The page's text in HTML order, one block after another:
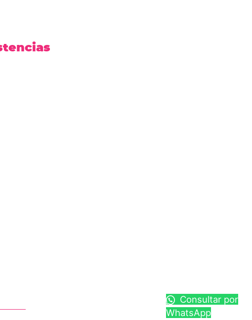
Consultar por
WhatsApp